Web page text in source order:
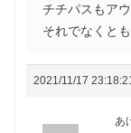
チチパスもア
それでなくと
2021/11/17
あ